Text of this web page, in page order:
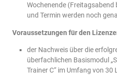
Wochenende
und Termin werden noch
Voraussetzungen für den
der Nachweis über die
überfachlichen Basismodul
Trainer C“ im Umfang von 30